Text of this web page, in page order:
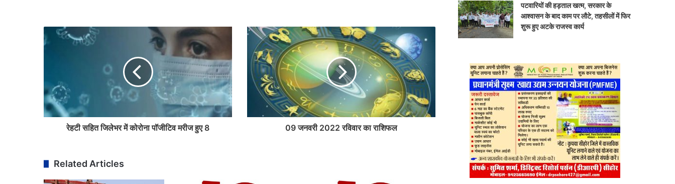
रेहटी सहित जिलेभर में कोरोना पॉजीटिव मरीज हुए 8 09 जनवरी 2022 रविवार का राशिफल
Related Articles
पटवारियों की हड़ताल खत्म, सरकार के
आश्वासन के बाद काम पर लौटे, तहसीलों में फिर
शुरू हुए अटके राजस्व कार्य